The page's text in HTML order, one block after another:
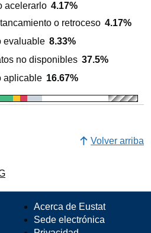
acelerarlo 4.17%
o retroceso 4.17%
evaluable 8.33%
no disponibles 37.5%
aplicable 16.67%
Volver arriba
Acerca de Eustat
Sede electrónica